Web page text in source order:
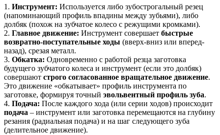
1. Инструмент: Используется либо зубострогальный резец
(напоминающий профиль впадины между зубьями), либо
долбяк (похож на зубчатое колесо с режущими кромками).
2. Главное движение: Инструмент совершает быстрые
возвратно-поступательные ходы (вверх-вниз или вперед-
назад), срезая металл.
3. Обкатка: Одновременно с работой резца заготовка
будущего зубчатого колеса и инструмент (если это долбяк)
совершают строго согласованное вращательное движение.
Это движение «обкатывает» профиль инструмента по
заготовке, формируя точный эвольвентный профиль зуба.
4. Подача: После каждого хода (или серии ходов) происходит
подача – инструмент или заготовка перемещаются на глубину
резания (радиальная подача) и на шаг следующего зуба
(делительное движение).